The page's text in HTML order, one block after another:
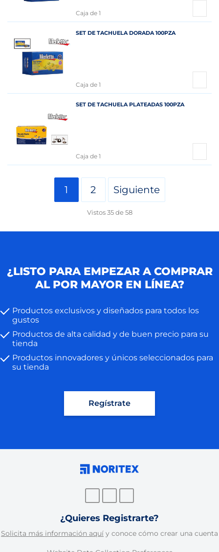
Caja de 1
SET DE TACHUELA DORADA 100PZA
Caja de 1
SET DE TACHUELA PLATEADAS 100PZA
Caja de 1
1 2 Siguiente
Vistos 35 de 58
¿LISTO PARA EMPEZAR A COMPRAR
AL POR MAYOR EN LÍNEA?
Productos exclusivos y diseñados para todos los
gustos
Productos de alta calidad y de buen precio para su
tienda
Productos innovadores y únicos seleccionados para
su tienda
Regístrate
¿Quieres Registrarte?
Solicita más información aquí y conoce cómo crear una cuenta